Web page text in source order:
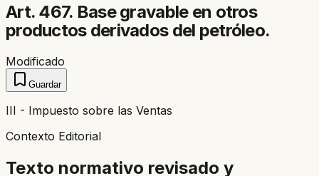
Art. 467. Base gravable en otros
productos derivados del petróleo.
Modificado
Guardar
III - Impuesto sobre las Ventas
Contexto Editorial
Texto normativo revisado y